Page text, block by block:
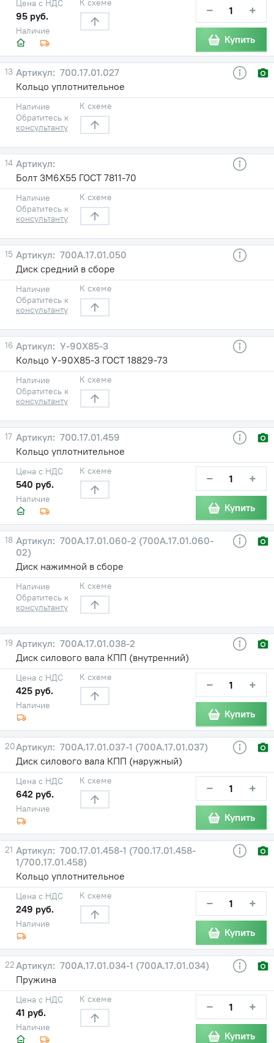
Наличие
Цена с НДС
95 руб.
К схеме − +
Купить
13
700.17.01.027
Кольцо уплотнительное
Наличие
Обратитесь к
консультанту
К схеме
14
Болт 3М6Х55 ГОСТ 7811-70
Наличие
Обратитесь к
консультанту
К схеме
15
700А.17.01.050
Диск средний в сборе
Наличие
Обратитесь к
консультанту
К схеме
16
У-90X85-3
Кольцо У-90X85-3 ГОСТ 18829-73
Наличие
Обратитесь к
консультанту
К схеме
17
700.17.01.459
Кольцо уплотнительное
Наличие
Цена с НДС
540 руб.
К схеме − +
Купить
18
700А.17.01.060-2 (700А.17.01.060-
02)
Диск нажимной в сборе
Наличие
Обратитесь к
консультанту
К схеме
19
700А.17.01.038-2
Диск силового вала КПП (внутренний)
Наличие
Цена с НДС
425 руб.
К схеме − +
Купить
20
700А.17.01.037-1 (700А.17.01.037)
Диск силового вала КПП (наружный)
Наличие
Цена с НДС
642 руб.
К схеме − +
Купить
21
700.17.01.458-1 (700.17.01.458-
1/700.17.01.458)
Кольцо уплотнительное
Наличие
Цена с НДС
249 руб.
К схеме − +
Купить
22
700A.17.01.034-1 (700А.17.01.034)
Пружина
Наличие
Цена с НДС
41 руб.
К схеме − +
Купить